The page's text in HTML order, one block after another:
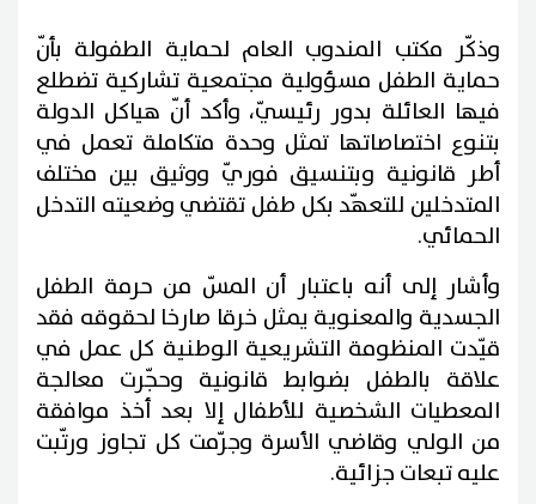
وذكّر مكتب المندوب العام لحماية الطفولة بأنّ
حماية الطفل مسؤولية مجتمعية تشاركية تضطلع
فيها العائلة بدور رئيسيّ، وأكد أنّ هياكل الدولة
بتنوع اختصاصاتها تمثل وحدة متكاملة تعمل في
أطر قانونية وبتنسيق فوريّ ووثيق بين مختلف
المتدخلين للتعهّد بكل طفل تقتضي وضعيته التدخل
الحمائي.
وأشار إلى أنه باعتبار أن المسّ من حرمة الطفل
الجسدية والمعنوية يمثل خرقا صارخا لحقوقه فقد
قيّدت المنظومة التشريعية الوطنية كل عمل في
علاقة بالطفل بضوابط قانونية وحجّرت معالجة
المعطيات الشخصية للأطفال إلا بعد أخذ موافقة
من الولي وقاضي الأسرة وجرّمت كل تجاوز ورتّبت
عليه تبعات جزائية.